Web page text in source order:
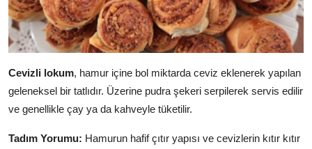
Cevizli lokum, hamur içine bol miktarda ceviz eklenerek yapılan
geleneksel bir tatlıdır. Üzerine pudra şekeri serpilerek servis edilir
ve genellikle çay ya da kahveyle tüketilir.
Tadım Yorumu: Hamurun hafif çıtır yapısı ve cevizlerin kıtır kıtır